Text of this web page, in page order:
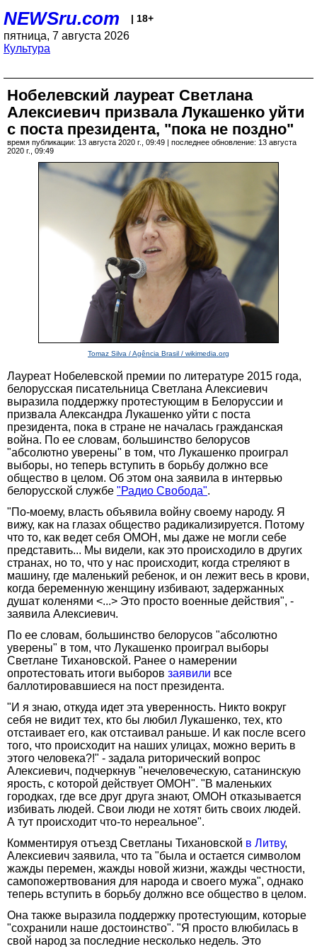
NEWSru.com | 18+
пятница, 7 августа 2026
Культура
Нобелевский лауреат Светлана
Алексиевич призвала Лукашенко уйти
с поста президента, "пока не поздно"
время публикации: 13 августа 2020 г., 09:49 | последнее обновление: 13 августа
2020 г., 09:49
Tomaz Silva / Agência Brasil / wikimedia.org
Лауреат Нобелевской премии по литературе 2015 года,
белорусская писательница Светлана Алексиевич
выразила поддержку протестующим в Белоруссии и
призвала Александра Лукашенко уйти с поста
президента, пока в стране не началась гражданская
война. По ее словам, большинство белорусов
"абсолютно уверены" в том, что Лукашенко проиграл
выборы, но теперь вступить в борьбу должно все
общество в целом. Об этом она заявила в интервью
белорусской службе "Радио Свобода".
"По-моему, власть объявила войну своему народу. Я
вижу, как на глазах общество радикализируется. Потому
что то, как ведет себя ОМОН, мы даже не могли себе
представить... Мы видели, как это происходило в других
странах, но то, что у нас происходит, когда стреляют в
машину, где маленький ребенок, и он лежит весь в крови,
когда беременную женщину избивают, задержанных
душат коленями <...> Это просто военные действия", -
заявила Алексиевич.
По ее словам, большинство белорусов "абсолютно
уверены" в том, что Лукашенко проиграл выборы
Светлане Тихановской. Ранее о намерении
опротестовать итоги выборов заявили все
баллотировавшиеся на пост президента.
"И я знаю, откуда идет эта уверенность. Никто вокруг
себя не видит тех, кто бы любил Лукашенко, тех, кто
отстаивает его, как отстаивал раньше. И как после всего
того, что происходит на наших улицах, можно верить в
этого человека?!" - задала риторический вопрос
Алексиевич, подчеркнув "нечеловеческую, сатанинскую
ярость, с которой действует ОМОН". "В маленьких
городках, где все друг друга знают, ОМОН отказывается
избивать людей. Свои люди не хотят бить своих людей.
А тут происходит что-то нереальное".
Комментируя отъезд Светланы Тихановской в Литву,
Алексиевич заявила, что та "была и остается символом
жажды перемен, жажды новой жизни, жажды честности,
самопожертвования для народа и своего мужа", однако
теперь вступить в борьбу должно все общество в целом.
Она также выразила поддержку протестующим, которые
"сохранили наше достоинство". "Я просто влюбилась в
свой народ за последние несколько недель. Это